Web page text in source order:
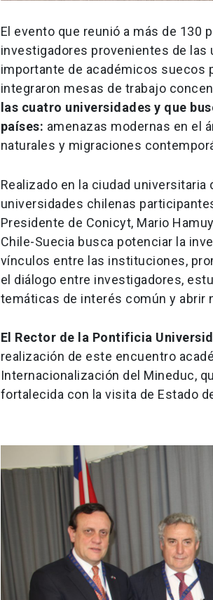
El evento que reunió a más de 130
investigadores provenientes de
importante de académicos suecos
integraron mesas de trabajo
las cuatro universidades y que
países: amenazas modernas en el
naturales y migraciones
Realizado en la ciudad
universidades chilenas
Presidente de Conicyt, Mario
Chile-Suecia busca potenciar la
vínculos entre las instituciones,
el diálogo entre investigadores,
temáticas de interés común y abrir
El Rector de la Pontificia
realización de este encuentro
Internacionalización del Mineduc,
fortalecida con la visita de Estado